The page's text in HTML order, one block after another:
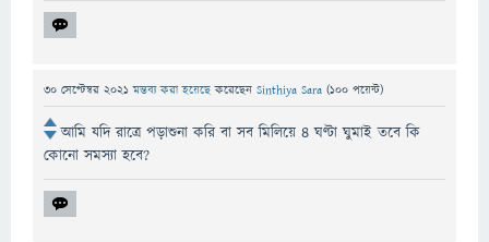
30 সেপ্টেম্বর 2021 মন্তব্য করা হয়েছেকরেছেন Sinthiya Sara (100 পয়েন্ট)
আমি যদি রাত্রে পড়াশুনা করি বা সব মিলিয়ে ৪ ঘণ্টা ঘুমাই তবে কি
কোনো সমস্যা হবে?